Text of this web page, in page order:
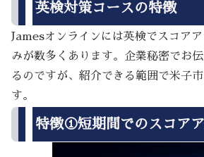
英検対策コースの特徴
Jamesオンラインには英検でスコア
みが数多くあります。企業秘密でお
るのですが、紹介できる範囲で米子
す。
特徴①短期間でのスコア